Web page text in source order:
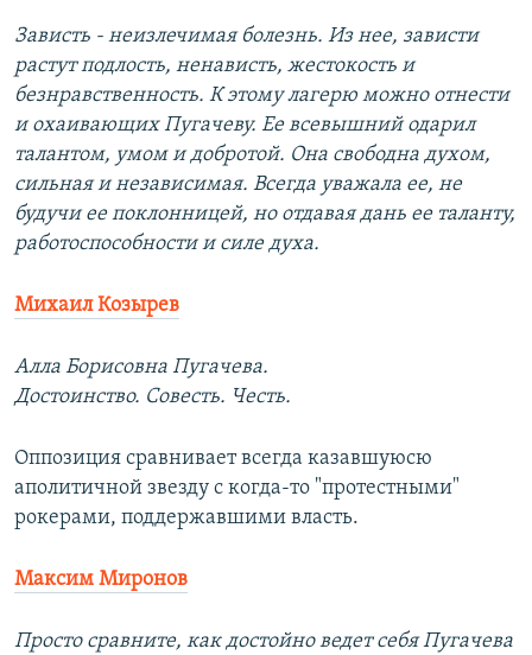
Зависть - неизлечимая болезнь. Из нее, зависти
растут подлость, ненависть, жестокость и
безнравственность. К этому лагерю можно отнести
и охаивающих Пугачеву. Ее всевышний одарил
талантом, умом и добротой. Она свободна духом,
сильная и независимая. Всегда уважала ее, не
будучи ее поклонницей, но отдавая дань ее таланту,
работоспособности и силе духа.
Михаил Козырев
Алла Борисовна Пугачева.
Достоинство. Совесть. Честь.
Оппозиция сравнивает всегда казавшуюсю
аполитичной звезду с когда-то "протестными"
рокерами, поддержавшими власть.
Максим Миронов
Просто сравните, как достойно ведет себя Пугачева